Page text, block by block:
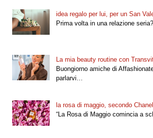
idea regalo per lui, per un San
Prima volta in una relazione
La mia beauty routine con
Buongiorno amiche di
parlarvi…
la rosa di maggio, secondo
“La Rosa di Maggio comincia a